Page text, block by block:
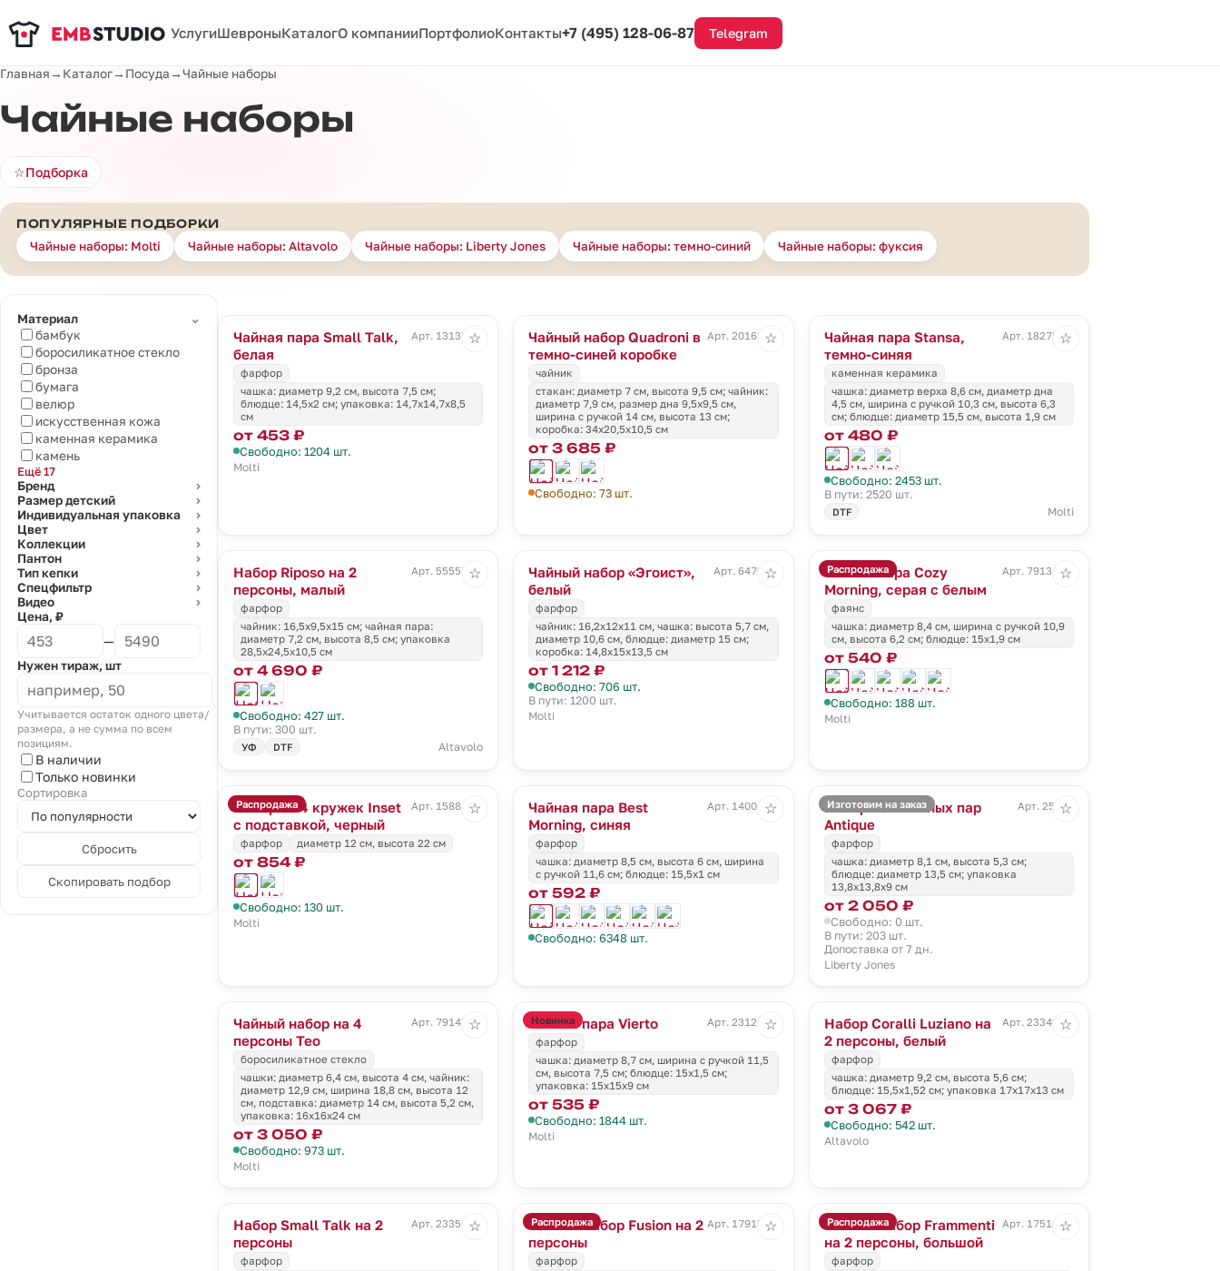
УслугиШевроныКаталогО компанииПортфолиоКонтакты+7 (495) 128-06-87 Telegram
Главная→ Каталог→ Посуда→Чайные наборы
Чайные наборы
☆Подборка
ПОПУЛЯРНЫЕ ПОДБОРКИ
Чайные наборы: Molti Чайные наборы: Altavolo Чайные наборы: Liberty Jones Чайные наборы: темно-синий Чайные наборы: фуксия
Материал
⌄
бамбук
боросиликатное стекло
бронза
бумага
велюр
искусственная кожа
каменная керамика
камень
Ещё 17
Бренд
⌄
Размер детский ⌄
Индивидуальная упаковка ⌄
Цвет ⌄
Коллекции ⌄
Пантон ⌄
Тип кепки ⌄
Спецфильтр ⌄
Видео ⌄
Цена, ₽
—
Нужен тираж, шт
Учитывается остаток одного цвета/
размера, а не сумма по всем
позициям.
В наличии
Только новинки
Сортировка
Сбросить
Скопировать подбор
Чайная пара Small Talk,
белая
Арт. 13137.60
фарфор
чашка: диаметр 9,2 см, высота 7,5 см;
блюдце: 14,5x2 см; упаковка: 14,7х14,7х8,5
см
от 453 ₽
Свободно: 1204 шт.
Molti
☆
Чайный набор Quadroni в
темно-синей коробке
Арт. 20168.40
чайник
стакан: диаметр 7 см, высота 9,5 см; чайник:
диаметр 7,9 см, размер дна 9,5х9,5 см,
ширина с ручкой 14 см, высота 13 см;
коробка: 34х20,5х10,5 см
от 3 685 ₽
Свободно: 73 шт.
☆
Чайная пара Stansa,
темно-синяя
Арт. 18275.43
каменная керамика
чашка: диаметр верха 8,6 см, диаметр дна
4,5 см, ширина с ручкой 10,3 см, высота 6,3
см; блюдце: диаметр 15,5 см, высота 1,9 см
от 480 ₽
Свободно: 2453 шт.
В пути: 2520 шт.
DTF Molti
☆
Набор Riposo на 2
персоны, малый
Арт. 55557.02
фарфор
чайник: 16,5х9,5х15 см; чайная пара:
диаметр 7,2 см, высота 8,5 см; упаковка
28,5x24,5x10,5 см
от 4 690 ₽
Свободно: 427 шт.
В пути: 300 шт.
УФ DTF Altavolo
☆
Чайный набор «Эгоист»,
белый
Арт. 6479.61
фарфор
чайник: 16,2х12х11 см, чашка: высота 5,7 см,
диаметр 10,6 см, блюдце: диаметр 15 см;
коробка: 14,8х15х13,5 см
от 1 212 ₽
Свободно: 706 шт.
В пути: 1200 шт.
Molti
☆ Распродажа
Чайная пара Cozy
Morning, серая с белым
Арт. 79134.16
фаянс
чашка: диаметр 8,4 см, ширина с ручкой 10,9
см, высота 6,2 см; блюдце: 15х1,9 см
от 540 ₽
Свободно: 188 шт.
Molti
☆
Распродажа
Набор из 4 кружек Inset
с подставкой, черный
Арт. 15884.30
фарфор диаметр 12 см, высота 22 см
от 854 ₽
Свободно: 130 шт.
Molti
☆
Чайная пара Best
Morning, синяя
Арт. 14001.40
фарфор
чашка: диаметр 8,5 см, высота 6 см, ширина
с ручкой 11,6 см; блюдце: 15,5x1 см
от 592 ₽
Свободно: 6348 шт.
☆ Изготовим на заказ
Набор из 2 чайных пар
Antique
Арт. 25114
фарфор
чашка: диаметр 8,1 см, высота 5,3 см;
блюдце: диаметр 13,5 см; упаковка
13,8х13,8х9 см
от 2 050 ₽
Свободно: 0 шт.
В пути: 203 шт.
Допоставка от 7 дн.
Liberty Jones
☆
Чайный набор на 4
персоны Teo
Арт. 79143.00
боросиликатное стекло
чашки: диаметр 6,4 см, высота 4 см, чайник:
диаметр 12,9 см, ширина 18,8 см, высота 12
см, подставка: диаметр 14 см, высота 5,2 см,
упаковка: 16х16х24 см
от 3 050 ₽
Свободно: 973 шт.
Molti
☆ Новинка
Чайная пара Vierto
Арт. 23122.60
фарфор
чашка: диаметр 8,7 см, ширина с ручкой 11,5
см, высота 7,5 см; блюдце: 15х1,5 см;
упаковка: 15х15х9 см
от 535 ₽
Свободно: 1844 шт.
Molti
☆
Набор Coralli Luziano на
2 персоны, белый
Арт. 23349.60
фарфор
чашка: диаметр 9,2 см, высота 5,6 см;
блюдце: 15,5x1,52 см; упаковка 17х17х13 см
от 3 067 ₽
Свободно: 542 шт.
Altavolo
☆
Набор Small Talk на 2
персоны
Арт. 23351.02
фарфор
☆ Распродажа
Чайный набор Fusion на 2
персоны
Арт. 17915.60
фарфор
☆ Распродажа
Чайный набор Frammenti
на 2 персоны, большой
Арт. 17516.02
фарфор
☆